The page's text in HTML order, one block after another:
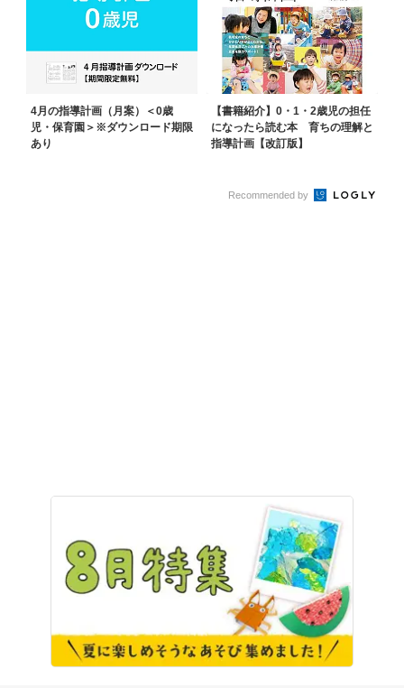
4月の指導計画（月案）＜0歳
児・保育園＞※ダウンロード期限
あり
【書籍紹介】0・1・2歳児の担任
になったら読む本 育ちの理解と
指導計画【改訂版】
Recommended by